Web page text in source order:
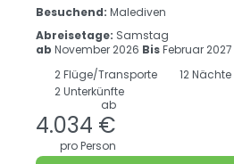
Besuchend: Malediven
Abreisetage: Samstag
ab November 2026 BisFebruar 2027
2Flüge/Transporte 12Nächte
2 Unterkünfte
ab
4.034 €
pro Person